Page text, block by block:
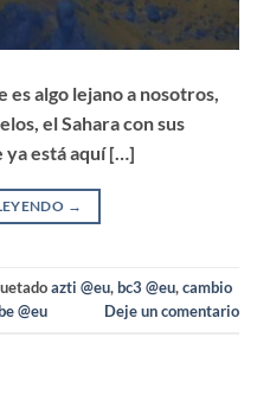
algo lejano a nosotros,
el Sahara con sus
ya está aquí […]
→
azti @eu,bc3 @eu,cambio
@eu Deje un comentario